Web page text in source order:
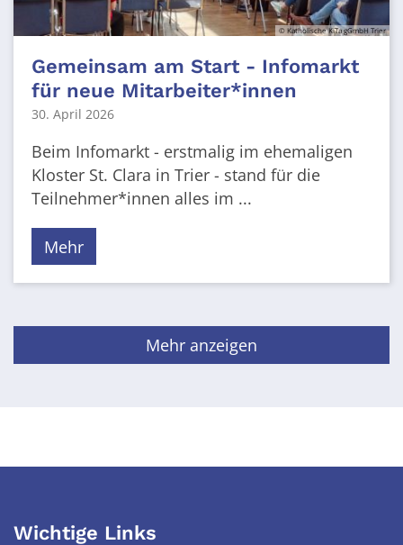
© Katholische KiTa gGmbH Trier
Gemeinsam am Start - Infomarkt
für neue Mitarbeiter*innen
30. April 2026
Beim Infomarkt - erstmalig im ehemaligen
Kloster St. Clara in Trier - stand für die
Teilnehmer*innen alles im ...
Mehr
Mehr anzeigen
Wichtige Links